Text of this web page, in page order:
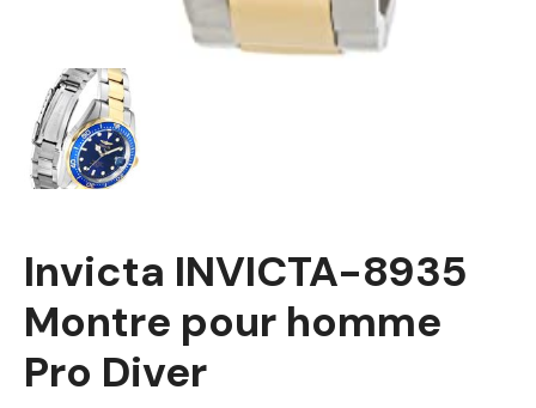
Invicta INVICTA-8935
Montre pour homme
Pro Diver